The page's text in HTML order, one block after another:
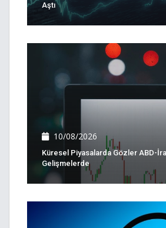
Aştı
10/08/2026
Küresel Piyasalarda Gözler ABD-
Gelişmelerde